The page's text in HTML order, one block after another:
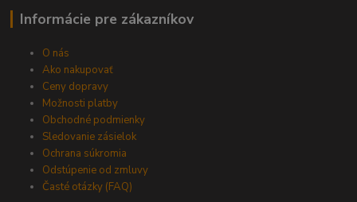
Informácie pre zákazníkov
O nás
Ako nakupovať
Ceny dopravy
Možnosti platby
Obchodné podmienky
Sledovanie zásielok
Ochrana súkromia
Odstúpenie od zmluvy
Časté otázky (FAQ)